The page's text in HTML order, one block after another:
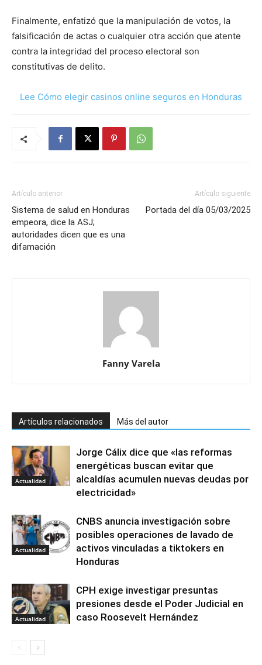
Finalmente, enfatizó que la manipulación de votos, la
falsificación de actas o cualquier otra acción que atente
contra la integridad del proceso electoral son
constitutivas de delito.
Lee Cómo elegir casinos online seguros en Honduras
Artículo anterior
Sistema de salud en Honduras
empeora, dice la ASJ;
autoridades dicen que es una
difamación
Artículo siguiente
Portada del día 05/03/2025
Fanny Varela
Artículos relacionados Más del autor
Actualidad
Jorge Cálix dice que «las reformas
energéticas buscan evitar que
alcaldías acumulen nuevas deudas por
electricidad»
Actualidad
CNBS anuncia investigación sobre
posibles operaciones de lavado de
activos vinculadas a tiktokers en
Honduras
Actualidad
CPH exige investigar presuntas
presiones desde el Poder Judicial en
caso Roosevelt Hernández